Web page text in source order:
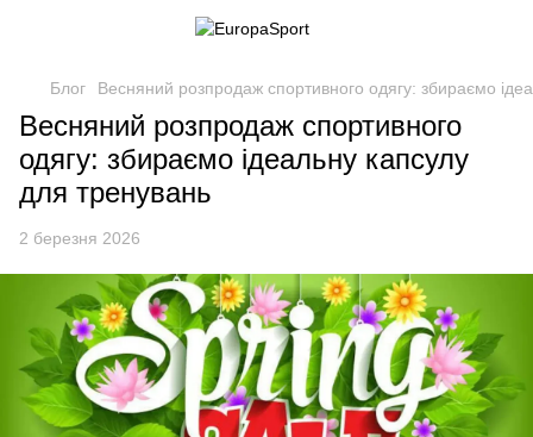
Блог Весняний розпродаж спортивного одягу: збираємо
Весняний розпродаж спортивного
одягу: збираємо ідеальну капсулу
для тренувань
2 березня 2026